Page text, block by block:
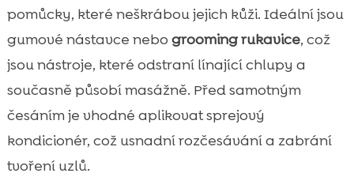
pomůcky, které neškrábou jejich kůži. Ideální jsou
gumové nástavce nebo grooming rukavice, což
jsou nástroje, které odstraní línající chlupy a
současně působí masážně. Před samotným
česáním je vhodné aplikovat sprejový
kondicionér, což usnadní rozčesávání a zabrání
tvoření uzlů.